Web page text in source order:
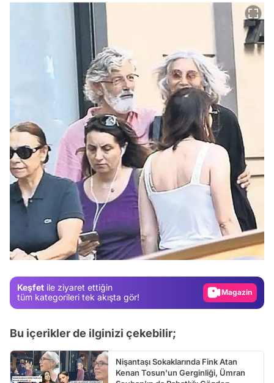
Keşfet ile ziyaret ettiğin
tüm kategorileri tek akışta gör!
Video
Test
Gündem
Video
Bu içerikler de ilginizi çekebilir;
Nişantaşı Sokaklarında Fink Atan
Kenan Tosun'un Gerginliği, Ümran